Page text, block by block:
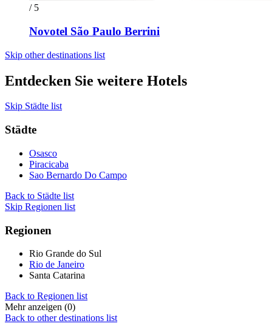
/ 5
Novotel São Paulo Berrini
Skip other destinations list
Entdecken Sie weitere Hotels
Skip Städte list
Städte
Osasco
Piracicaba
Sao Bernardo Do Campo
Back to Städte list
Skip Regionen list
Regionen
Rio Grande do Sul
Rio de Janeiro
Santa Catarina
Back to Regionen list
Mehr anzeigen (0)
Back to other destinations list